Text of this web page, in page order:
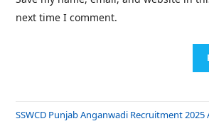
next time I comment.
SSWCD Punjab Anganwadi Recruitment